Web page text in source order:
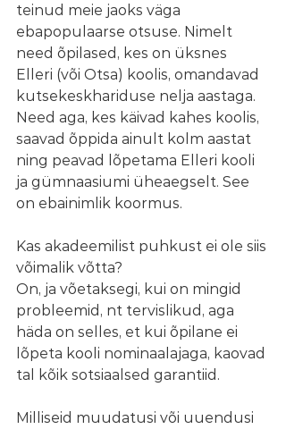
teinud meie jaoks väga
ebapopulaarse otsuse. Nimelt
need õpilased, kes on üksnes
Elleri (või Otsa) koolis, omandavad
kutsekeskhariduse nelja aastaga.
Need aga, kes käivad kahes koolis,
saavad õppida ainult kolm aastat
ning peavad lõpetama Elleri kooli
ja gümnaasiumi üheaegselt. See
on ebainimlik koormus.
Kas akadeemilist puhkust ei ole siis
võimalik võtta?
On, ja võetaksegi, kui on mingid
probleemid, nt tervislikud, aga
häda on selles, et kui õpilane ei
lõpeta kooli nominaalajaga, kaovad
tal kõik sotsiaalsed garantiid.
Milliseid muudatusi või uuendusi